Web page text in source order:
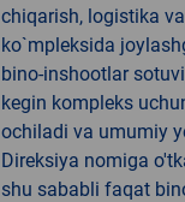
chiqarish, logistika
ko`mpleksida
bino-inshootlar
kegin kompleks
ochiladi va umumiy
Direksiya nomiga
shu sababli faqat